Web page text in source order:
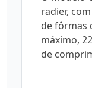
radier,
de fôrmas
máximo,
de